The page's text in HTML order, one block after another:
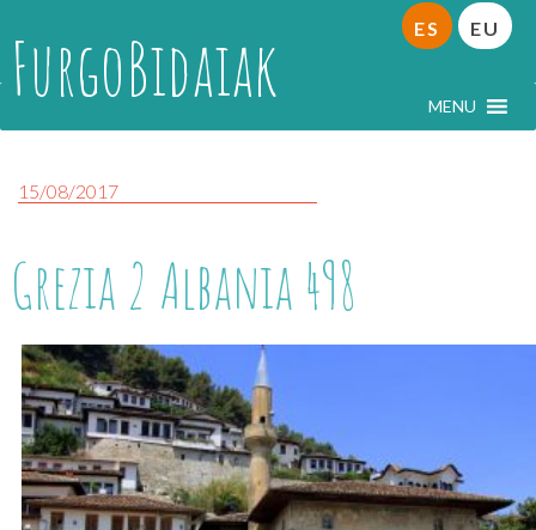
FurgoBidaiak MENU
ES EU
15/08/2017
Grezia 2 Albania 498